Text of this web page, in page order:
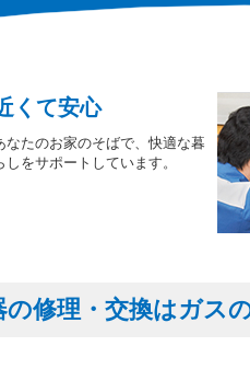
くて安心
なたのお家のそばで、快適な暮
しをサポートしています。
の修理・交換はガス